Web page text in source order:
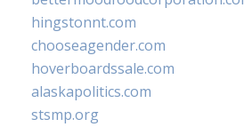
hingstonnt.com
chooseagender.com
hoverboardssale.com
alaskapolitics.com
stsmp.org